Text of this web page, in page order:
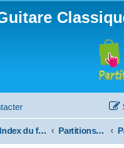
Index du forum Partitions pour guitare en libre téléchargement